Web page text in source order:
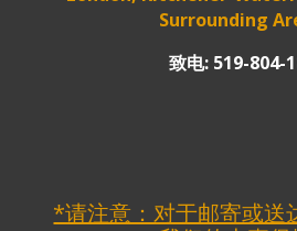
Surrounding
致电: 519-804-
*请注意：对于邮寄或送